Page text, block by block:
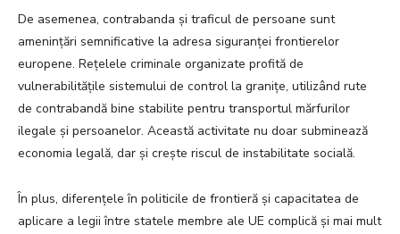
De asemenea, contrabanda și traficul de persoane sunt
amenințări semnificative la adresa siguranței frontierelor
europene. Rețelele criminale organizate profită de
vulnerabilitățile sistemului de control la granițe, utilizând rute
de contrabandă bine stabilite pentru transportul mărfurilor
ilegale și persoanelor. Această activitate nu doar subminează
economia legală, dar și crește riscul de instabilitate socială.
În plus, diferențele în politicile de frontieră și capacitatea de
aplicare a legii între statele membre ale UE complică și mai mult